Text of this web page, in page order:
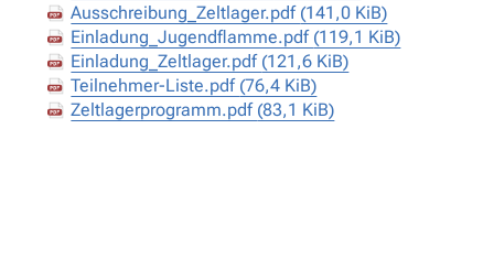
Ausschreibung_Zeltlager.pdf (141,0 KiB)
Einladung_Jugendflamme.pdf (119,1 KiB)
Einladung_Zeltlager.pdf (121,6 KiB)
Teilnehmer-Liste.pdf (76,4 KiB)
Zeltlagerprogramm.pdf (83,1 KiB)